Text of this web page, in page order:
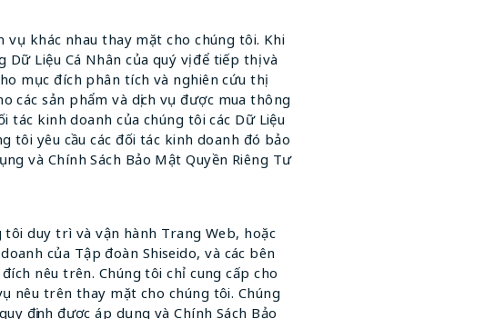
vụ khác nhau thay mặt cho chúng tôi. Khi
Liệu Cá Nhân của quý vị để tiếp thị và
mục đích phân tích và nghiên cứu thị
các sản phẩm và dịch vụ được mua thông
tác kinh doanh của chúng tôi các Dữ Liệu
tôi yêu cầu các đối tác kinh doanh đó bảo
và Chính Sách Bảo Mật Quyền Riêng Tư
duy trì và vận hành Trang Web, hoặc
của Tập đoàn Shiseido, và các bên
nêu trên. Chúng tôi chỉ cung cấp cho
nêu trên thay mặt cho chúng tôi. Chúng
định được áp dụng và Chính Sách Bảo